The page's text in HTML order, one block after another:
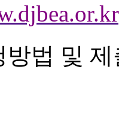
방법 및